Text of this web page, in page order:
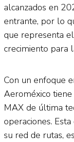
alcanzados en
entrante, por lo
que representa
crecimiento para
Con un enfoque
Aeroméxico
MAX de última
operaciones.
su red de rutas,